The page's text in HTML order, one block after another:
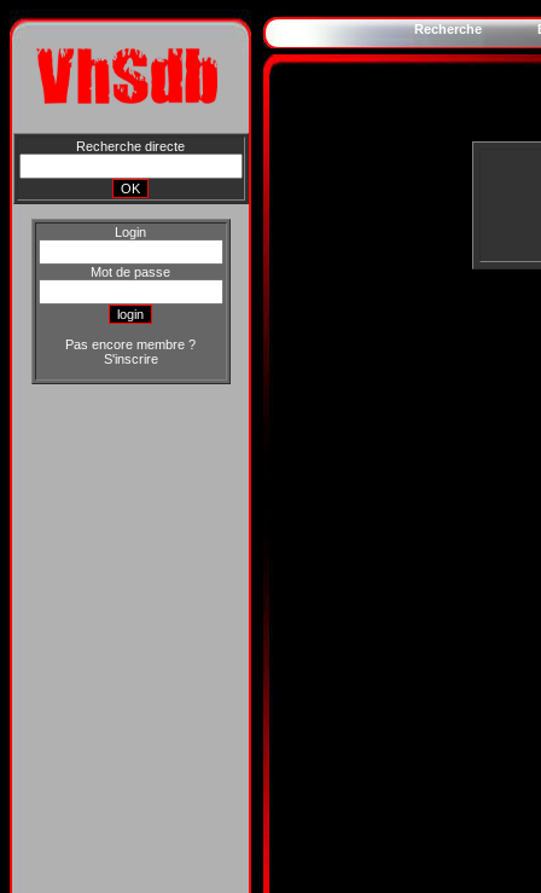
Recherche directe
Login
Mot de passe
Pas encore membre ?
S'inscrire
Recherche